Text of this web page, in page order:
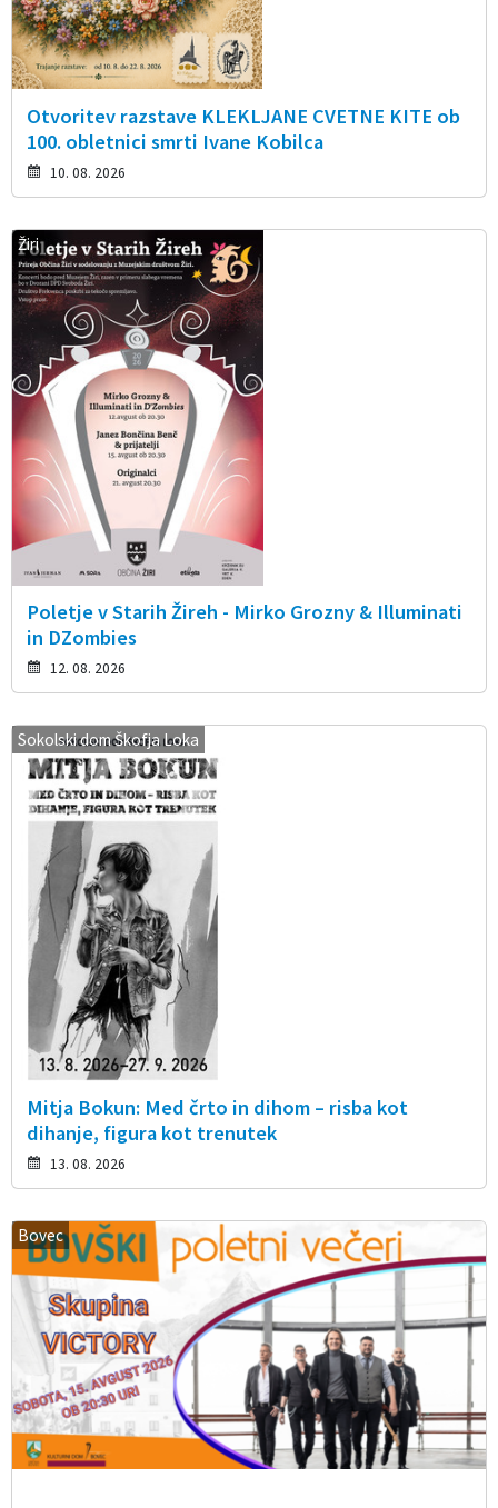
Otvoritev razstave KLEKLJANE CVETNE KITE ob
100. obletnici smrti Ivane Kobilca
10. 08. 2026
Žiri
Poletje v Starih Žireh - Mirko Grozny & Illuminati
in DZombies
12. 08. 2026
Sokolski dom Škofja Loka
Mitja Bokun: Med črto in dihom – risba kot
dihanje, figura kot trenutek
13. 08. 2026
Bovec